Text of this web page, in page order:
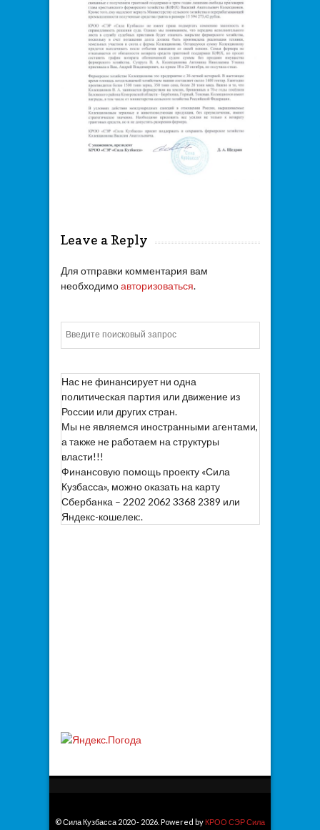
Leave a Reply
Для отправки комментария вам
необходимоавторизоваться.
Нас не финансирует ни одна
политическая партия или движение из
России или других стран.
Мы не являемся иностранными агентами,
а также не работаем на структуры
власти!!!
Финансовую помощь проекту «Сила
Кузбасса», можно оказать на карту
Сбербанка – 2202 2062 3368 2389 или
Яндекс-кошелек:.
© Сила Кузбасса 2020 - 2026. Powered by КРОО СЭР Сила